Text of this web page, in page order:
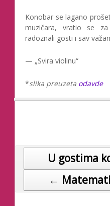
Konobar se lagano
muzičara, vratio se
radoznali gosti i sav
— „Svira violinu“
*slika preuzeta odavde
Post navigation
U gostima
←